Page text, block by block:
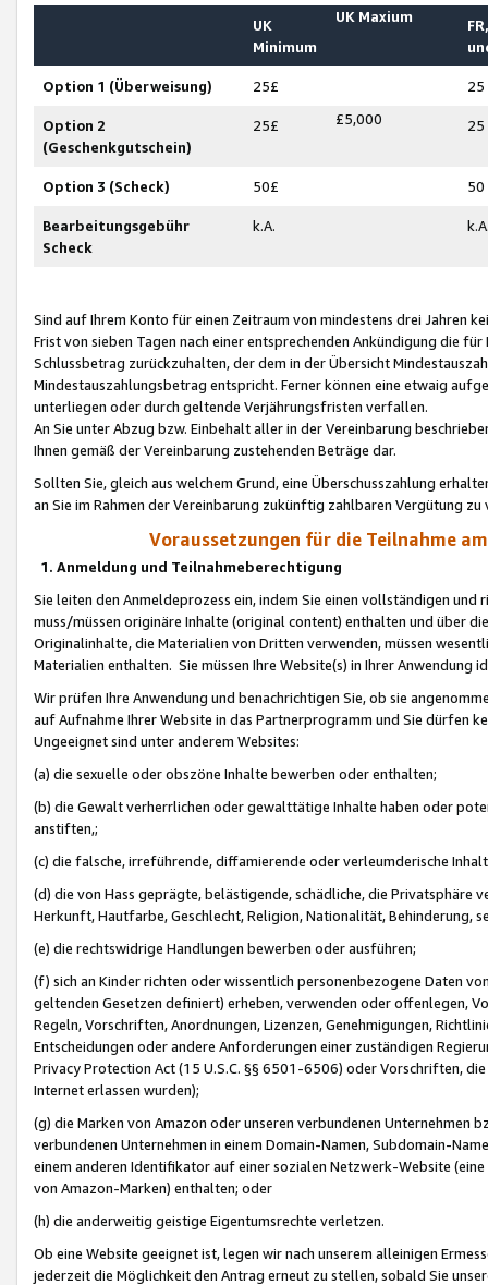
UK
Minimum
UK Maxium
Option 1 (Überweisung) 25£ 25
Option 2
(Geschenkgutschein)
25£ £5,000 25
Option 3 (Scheck) 50£ 50
Bearbeitungsgebühr
Scheck
k.A.
Sind auf Ihrem Konto für einen Zeitraum von mindestens drei Jahren
Frist von sieben Tagen nach einer entsprechenden Ankündigung die
Schlussbetrag zurückzuhalten, der dem in der Übersicht
Mindestauszahlungsbetrag entspricht. Ferner können eine etwaig
unterliegen oder durch geltende Verjährungsfristen verfallen.
An Sie unter Abzug bzw. Einbehalt aller in der Vereinbarung
Ihnen gemäß der Vereinbarung zustehenden Beträge dar.
Sollten Sie, gleich aus welchem Grund, eine Überschusszahlung
an Sie im Rahmen der Vereinbarung zukünftig zahlbaren Vergütung zu
Voraussetzungen für die Teilnahme
1. Anmeldung und Teilnahmeberechtigung
Sie leiten den Anmeldeprozess ein, indem Sie einen vollständigen
muss/müssen originäre Inhalte (original content) enthalten und über
Originalinhalte, die Materialien von Dritten verwenden, müssen
Materialien enthalten. Sie müssen Ihre Website(s) in Ihrer Anwendung
Wir prüfen Ihre Anwendung und benachrichtigen Sie, ob sie
auf Aufnahme Ihrer Website in das Partnerprogramm und Sie dürfen
Ungeeignet sind unter anderem Websites:
(a) die sexuelle oder obszöne Inhalte bewerben oder enthalten;
(b) die Gewalt verherrlichen oder gewalttätige Inhalte haben oder
anstiften,;
(c) die falsche, irreführende, diffamierende oder verleumderische
(d) die von Hass geprägte, belästigende, schädliche, die Privatsphäre
Herkunft, Hautfarbe, Geschlecht, Religion, Nationalität, Behinderung,
(e) die rechtswidrige Handlungen bewerben oder ausführen;
(f) sich an Kinder richten oder wissentlich personenbezogene Daten
geltenden Gesetzen definiert) erheben, verwenden oder offenlegen,
Regeln, Vorschriften, Anordnungen, Lizenzen, Genehmigungen,
Entscheidungen oder andere Anforderungen einer zuständigen
Privacy Protection Act (15 U.S.C. §§ 6501-6506) oder Vorschriften,
Internet erlassen wurden);
(g) die Marken von Amazon oder unseren verbundenen Unternehmen
verbundenen Unternehmen in einem Domain-Namen, Subdomain-
einem anderen Identifikator auf einer sozialen Netzwerk-Website
von Amazon-Marken) enthalten; oder
(h) die anderweitig geistige Eigentumsrechte verletzen.
Ob eine Website geeignet ist, legen wir nach unserem alleinigen
jederzeit die Möglichkeit den Antrag erneut zu stellen, sobald Sie